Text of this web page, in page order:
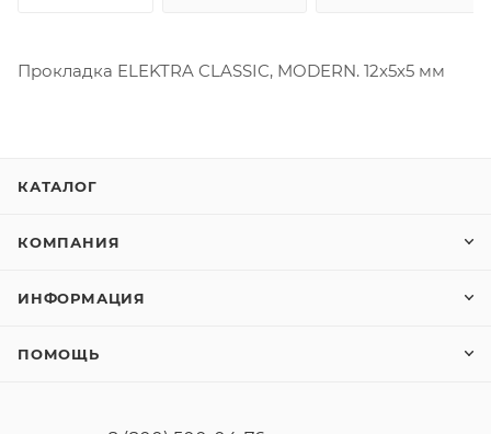
Прокладка ELEKTRA CLASSIC, MODERN. 12x5x5 мм
КАТАЛОГ
КОМПАНИЯ
ИНФОРМАЦИЯ
ПОМОЩЬ